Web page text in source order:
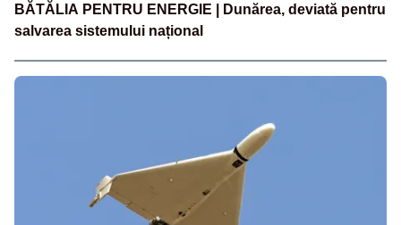
BĂTĂLIA PENTRU ENERGIE | Dunărea, deviată pentru
salvarea sistemului național